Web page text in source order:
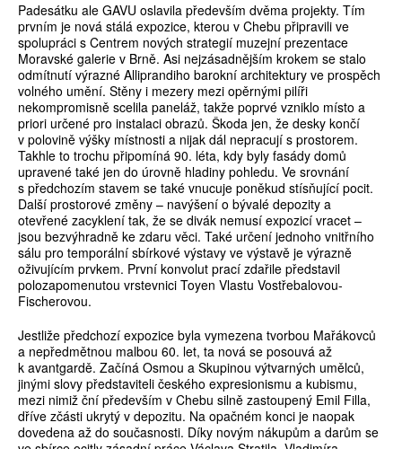
Padesátku ale GAVU oslavila především dvěma projekty. Tím
prvním je nová stálá expozice, kterou v Chebu připravili ve
spolupráci s Centrem nových strategií muzejní prezentace
Moravské galerie v Brně. Asi nejzásadnějším krokem se stalo
odmítnutí výrazné Alliprandiho barokní architektury ve prospěch
volného umění. Stěny i mezery mezi opěrnými pilíři
nekompromisně scelila paneláž, takže poprvé vzniklo místo a
priori určené pro instalaci obrazů. Škoda jen, že desky končí
v polovině výšky místnosti a nijak dál nepracují s prostorem.
Takhle to trochu připomíná 90. léta, kdy byly fasády domů
upravené také jen do úrovně hladiny pohledu. Ve srovnání
s předchozím stavem se také vnucuje poněkud stísňující pocit.
Další prostorové změny – navýšení o bývalé depozity a
otevřené zacyklení tak, že se divák nemusí expozicí vracet –
jsou bezvýhradně ke zdaru věci. Také určení jednoho vnitřního
sálu pro temporální sbírkové výstavy ve výstavě je výrazně
oživujícím prvkem. První konvolut prací zdařile představil
polozapomenutou vrstevnici Toyen Vlastu Vostřebalovou-
Fischerovou.
Jestliže předchozí expozice byla vymezena tvorbou Mařákovců
a nepředmětnou malbou 60. let, ta nová se posouvá až
k avantgardě. Začíná Osmou a Skupinou výtvarných umělců,
jinými slovy představiteli českého expresionismu a kubismu,
mezi nimiž ční především v Chebu silně zastoupený Emil Filla,
dříve zčásti ukrytý v depozitu. Na opačném konci je naopak
dovedena až do současnosti. Díky novým nákupům a darům se